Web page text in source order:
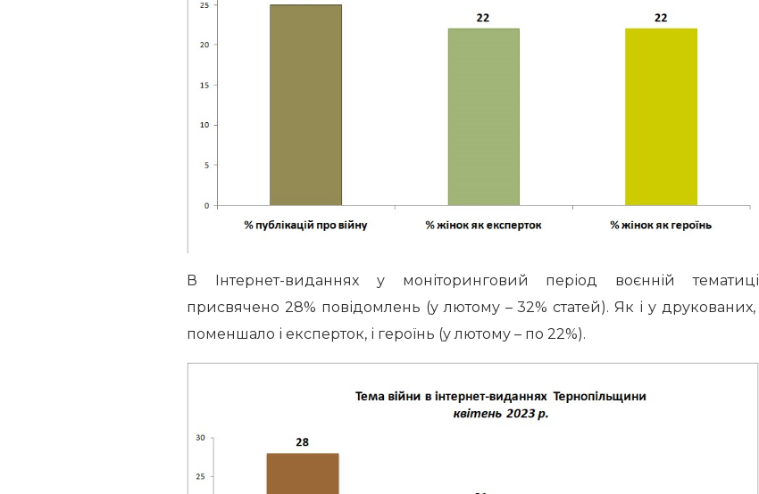
В Інтернет-виданнях у моніторинговий період воєнній тематиці
присвячено 28% повідомлень (у лютому – 32% статей). Як і у друкованих,
поменшало і експерток, і героїнь (у лютому – по 22%).